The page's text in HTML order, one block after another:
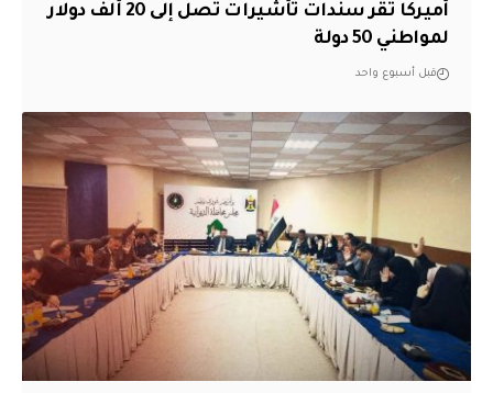
أميركا تقر سندات تأشيرات تصل إلى 20 ألف دولار
لمواطني 50 دولة
قبل أسبوع واحد